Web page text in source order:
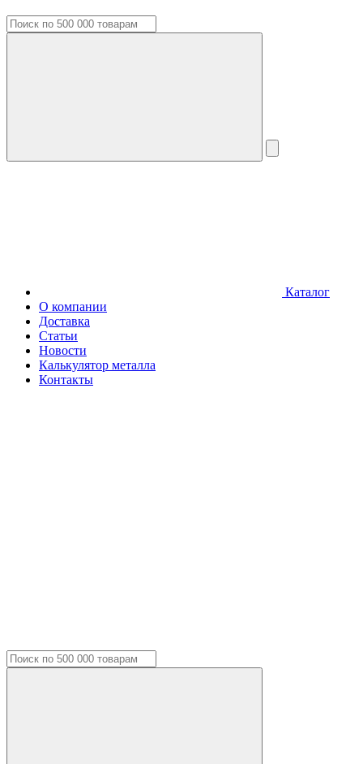
Каталог
О компании
Доставка
Статьи
Новости
Калькулятор металла
Контакты